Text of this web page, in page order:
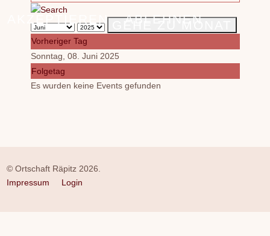
Vorheriger Tag
Sonntag, 08. Juni 2025
Folgetag
Es wurden keine Events gefunden
© Ortschaft Räpitz 2026.
Impressum
Login
AKZEPTIEREN ABLEHNEN